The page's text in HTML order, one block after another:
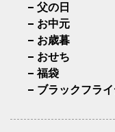
父の日
お中元
お歳暮
おせち
福袋
ブラックフラ